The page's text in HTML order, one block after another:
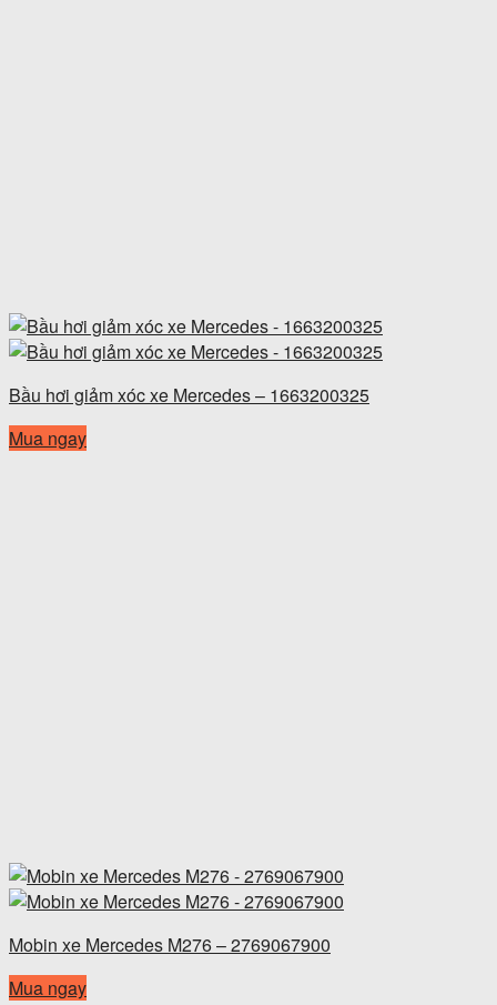
Bầu hơi giảm xóc xe Mercedes – 1663200325
Mua ngay
Mobin xe Mercedes M276 – 2769067900
Mua ngay